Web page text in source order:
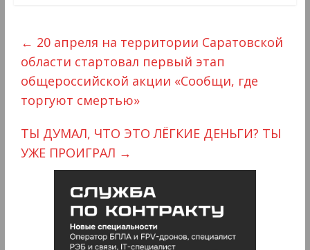
← 20 апреля на территории Саратовской
области стартовал первый этап
общероссийской акции «Сообщи, где
торгуют смертью»
ТЫ ДУМАЛ, ЧТО ЭТО ЛЁГКИЕ ДЕНЬГИ? ТЫ
УЖЕ ПРОИГРАЛ →